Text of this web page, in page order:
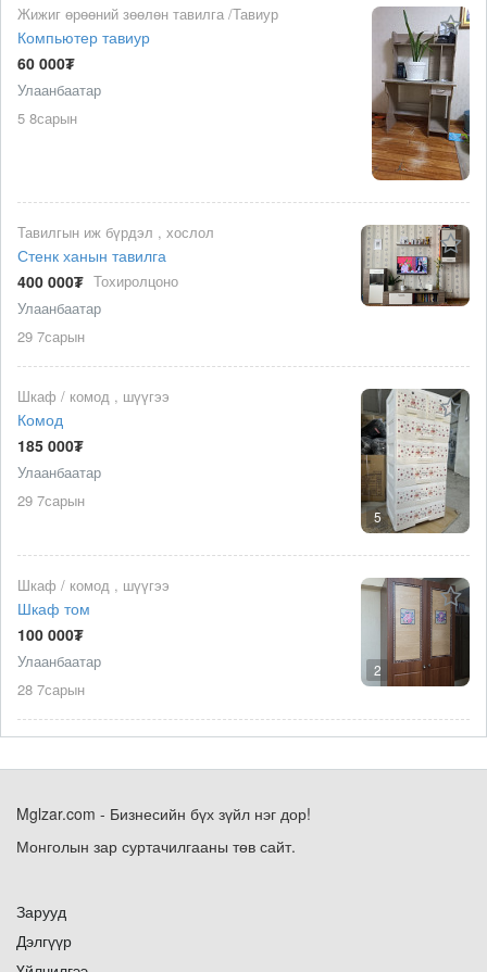
Жижиг өрөөний зөөлөн тавилга /Тавиур
Компьютер тавиур
60 000₮
Улаанбаатар
5 8сарын
Тавилгын иж бүрдэл , хослол
Стенк ханын тавилга
400 000₮ Тохиролцоно
Улаанбаатар
29 7сарын
5
Шкаф / комод , шүүгээ
Комод
185 000₮
Улаанбаатар
29 7сарын
2
Шкаф / комод , шүүгээ
Шкаф том
100 000₮
Улаанбаатар
28 7сарын
Mglzar.com - Бизнесийн бүх зүйл нэг дор!
Монголын зар суртачилгааны төв сайт.
Зарууд
Дэлгүүр